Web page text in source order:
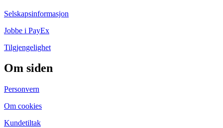
Selskapsinformasjon
Jobbe i PayEx
Tilgjengelighet
Om siden
Personvern
Om cookies
Kundetiltak